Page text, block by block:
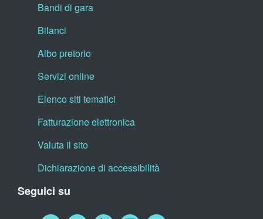
Bandi di gara
Bilanci
Albo pretorio
Servizi online
Elenco siti tematici
Fatturazione elettronica
Valuta il sito
Dichiarazione di accessibilità
Seguici su